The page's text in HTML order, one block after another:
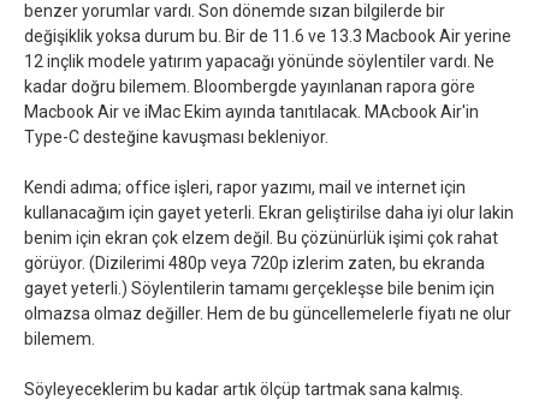
benzer yorumlar vardı. Son dönemde sızan bilgilerde bir
değişiklik yoksa durum bu. Bir de 11.6 ve 13.3 Macbook Air yerine
12 inçlik modele yatırım yapacağı yönünde söylentiler vardı. Ne
kadar doğru bilemem. Bloombergde yayınlanan rapora göre
Macbook Air ve iMac Ekim ayında tanıtılacak. MAcbook Air'in
Type-C desteğine kavuşması bekleniyor.
Kendi adıma; office işleri, rapor yazımı, mail ve internet için
kullanacağım için gayet yeterli. Ekran geliştirilse daha iyi olur lakin
benim için ekran çok elzem değil. Bu çözünürlük işimi çok rahat
görüyor. (Dizilerimi 480p veya 720p izlerim zaten, bu ekranda
gayet yeterli.) Söylentilerin tamamı gerçekleşse bile benim için
olmazsa olmaz değiller. Hem de bu güncellemelerle fiyatı ne olur
bilemem.
Söyleyeceklerim bu kadar artık ölçüp tartmak sana kalmış.